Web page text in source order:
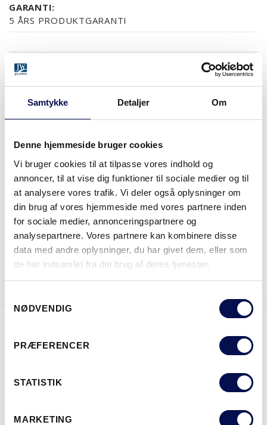
Samtykke Detaljer Om
Denne hjemmeside bruger cookies
Vi bruger cookies til at tilpasse vores indhold og
annoncer, til at vise dig funktioner til sociale medier og til
at analysere vores trafik. Vi deler også oplysninger om
din brug af vores hjemmeside med vores partnere inden
for sociale medier, annonceringspartnere og
analysepartnere. Vores partnere kan kombinere disse
data med andre oplysninger, du har givet dem, eller som
de har indsamlet fra din brug af deres tjenester.
NØDVENDIG
PRÆFERENCER
STATISTIK
MARKETING
GARANTI:
5 ÅRS PRODUKTGARANTI
OVERFLADER (5)
MODULSTØRRELSER
HVOR KAN DET KØBES
DOWNLOAD BROCHURE KONTAKT OS